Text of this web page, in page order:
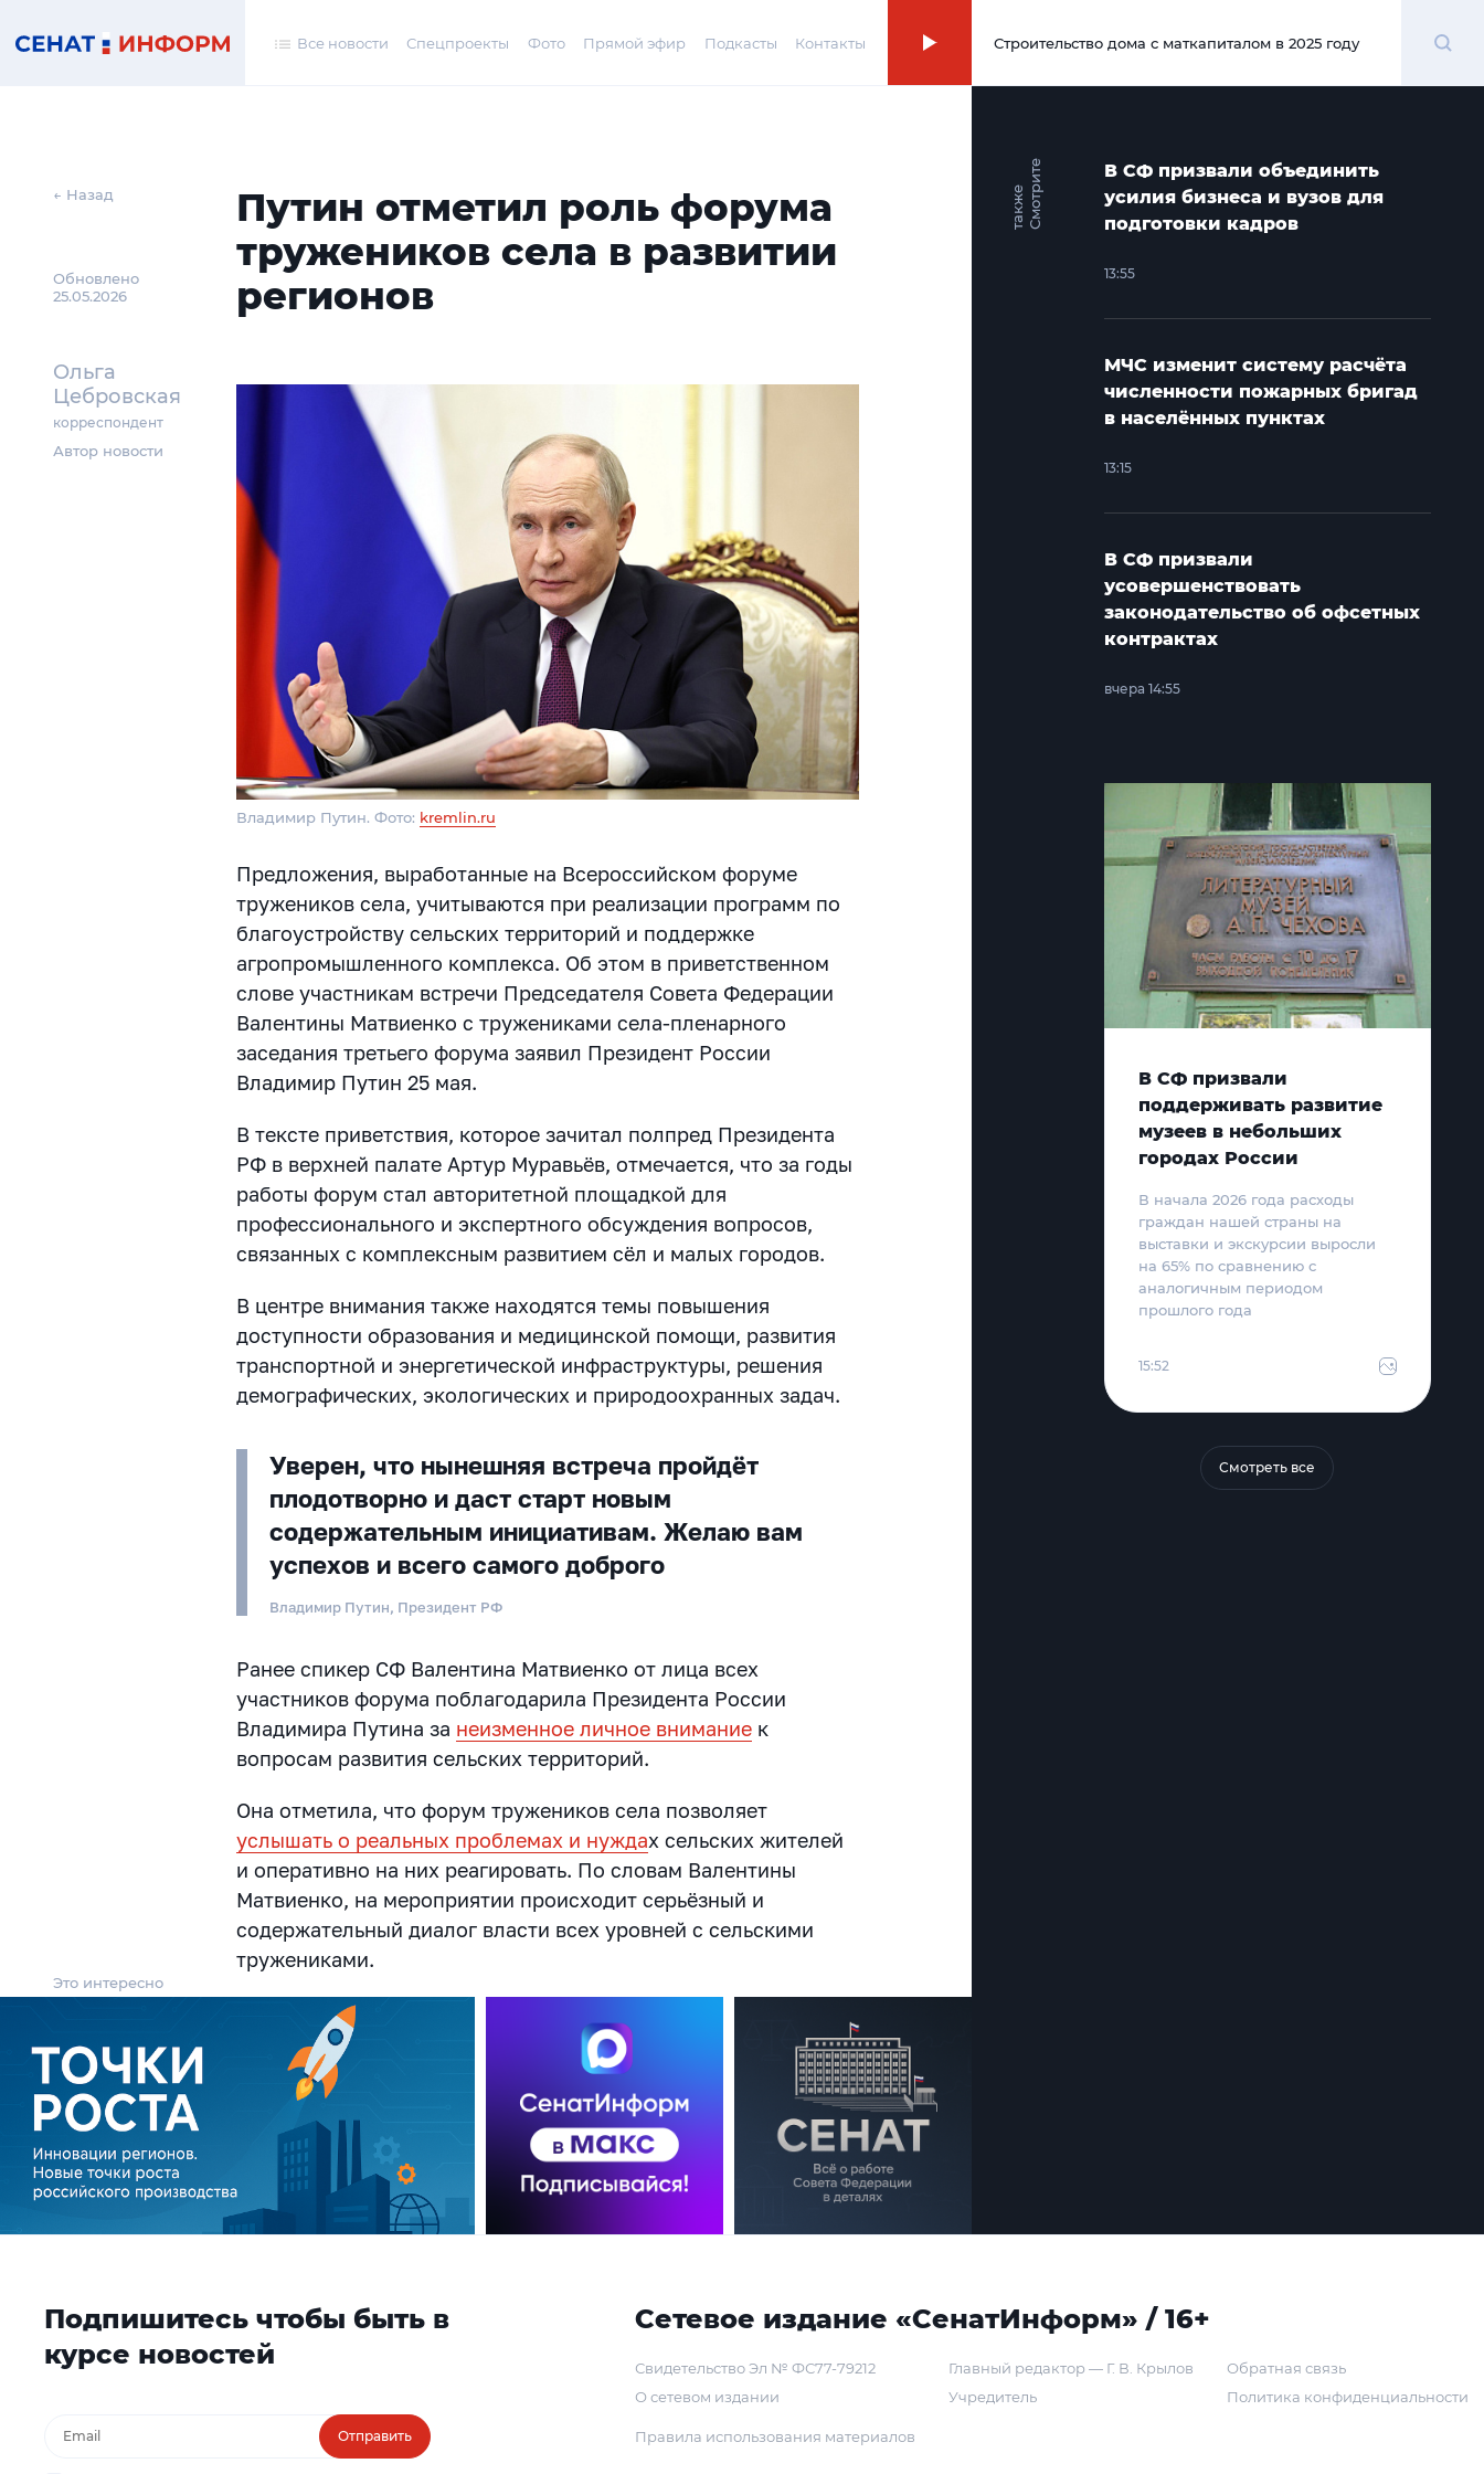
Все новости Спецпроекты Фото Прямой эфир Подкасты Контакты 00:00
Строительство дома с маткапиталом в 2025 году
← Назад
Обновлено
25.05.2026
Ольга
Цебровская
корреспондент
Автор новости
Путин отметил роль форума
тружеников села в развитии
регионов
Владимир Путин. Фото: kremlin.ru
Предложения, выработанные на Всероссийском форуме
тружеников села, учитываются при реализации программ по
благоустройству сельских территорий и поддержке
агропромышленного комплекса. Об этом в приветственном
слове участникам встречи Председателя Совета Федерации
Валентины Матвиенко с тружениками села-пленарного
заседания третьего форума заявил Президент России
Владимир Путин 25 мая.
В тексте приветствия, которое зачитал полпред Президента
РФ в верхней палате Артур Муравьёв, отмечается, что за годы
работы форум стал авторитетной площадкой для
профессионального и экспертного обсуждения вопросов,
связанных с комплексным развитием сёл и малых городов.
В центре внимания также находятся темы повышения
доступности образования и медицинской помощи, развития
транспортной и энергетической инфраструктуры, решения
демографических, экологических и природоохранных задач.
Уверен, что нынешняя встреча пройдёт
плодотворно и даст старт новым
содержательным инициативам. Желаю вам
успехов и всего самого доброго
Владимир Путин, Президент РФ
Ранее спикер СФ Валентина Матвиенко от лица всех
участников форума поблагодарила Президента России
Владимира Путина за неизменное личное внимание к
вопросам развития сельских территорий.
Она отметила, что форум тружеников села позволяет
услышать о реальных проблемах и нуждах сельских жителей
и оперативно на них реагировать. По словам Валентины
Матвиенко, на мероприятии происходит серьёзный и
содержательный диалог власти всех уровней с сельскими
тружениками.
Это интересно
С
м
о
т
р и
т
е
т
а
к
ж
е
В СФ призвали объединить
усилия бизнеса и вузов для
подготовки кадров
13:55
МЧС изменит систему расчёта
численности пожарных бригад
в населённых пунктах
13:15
В СФ призвали
усовершенствовать
законодательство об офсетных
контрактах
вчера 14:55
В СФ призвали
поддерживать развитие
музеев в небольших
городах России
В начала 2026 года расходы
граждан нашей страны на
выставки и экскурсии выросли
на 65% по сравнению с
аналогичным периодом
прошлого года
15:52
Смотреть все
Подпишитесь чтобы быть в
курсе новостей
Отправить
Сетевое издание «СенатИнформ» / 16+
Свидетельство Эл № ФС77-79212
О сетевом издании
Главный редактор — Г. В. Крылов
Учредитель
Обратная связь
Политика конфиденциальности
Правила использования материалов